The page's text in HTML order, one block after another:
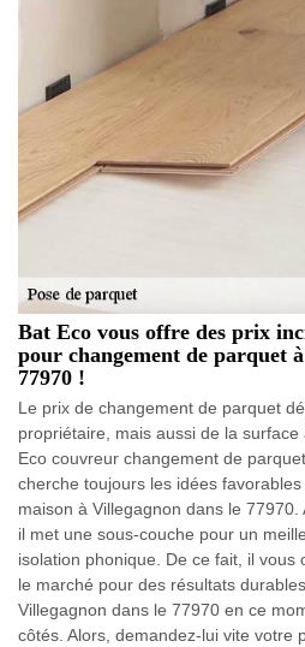
Bat Eco vous offre des prix
pour changement de parquet
77970 !
Le prix de changement de parquet
propriétaire, mais aussi de la
Eco couvreur changement de
cherche toujours les idées favorables
maison à Villegagnon dans le
il met une sous-couche pour un
isolation phonique. De ce fait, il vous
le marché pour des résultats
Villegagnon dans le 77970 en ce
côtés. Alors, demandez-lui vite votre